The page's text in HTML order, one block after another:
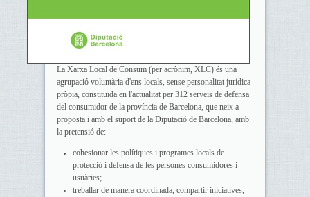
La Xarxa Local de Consum (per acrònim, XLC) és una
agrupació voluntària d'ens locals, sense personalitat jurídica
pròpia, constituïda en l'actualitat per 312 serveis de defensa
del consumidor de la província de Barcelona, que neix a
proposta i amb el suport de la Diputació de Barcelona, amb
la pretensió de:
cohesionar les polítiques i programes locals de
protecció i defensa de les persones consumidores i
usuàries;
treballar de manera coordinada, compartir iniciatives,